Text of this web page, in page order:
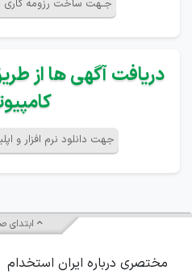
جـهت ساخت رزومه کاری
دریافت آگهی ها از
جهت دانلود نرم افزار و
ابتدای
مختصری درباره ایران استخدام